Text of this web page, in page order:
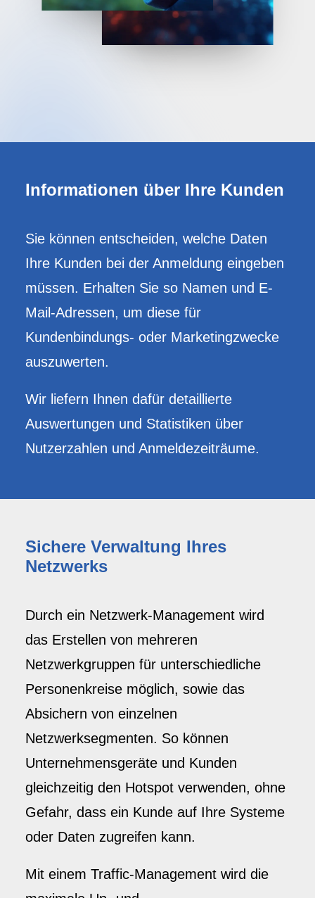
Informationen über Ihre Kunden
Sie können entscheiden, welche Daten
Ihre Kunden bei der Anmeldung eingeben
müssen. Erhalten Sie so Namen und E-
Mail-Adressen, um diese für
Kundenbindungs- oder Marketingzwecke
auszuwerten.
Wir liefern Ihnen dafür detaillierte
Auswertungen und Statistiken über
Nutzerzahlen und Anmeldezeiträume.
Sichere Verwaltung Ihres
Netzwerks
Durch ein Netzwerk-Management wird
das Erstellen von mehreren
Netzwerkgruppen für unterschiedliche
Personenkreise möglich, sowie das
Absichern von einzelnen
Netzwerksegmenten. So können
Unternehmensgeräte und Kunden
gleichzeitig den Hotspot verwenden, ohne
Gefahr, dass ein Kunde auf Ihre Systeme
oder Daten zugreifen kann.
Mit einem Traffic-Management wird die